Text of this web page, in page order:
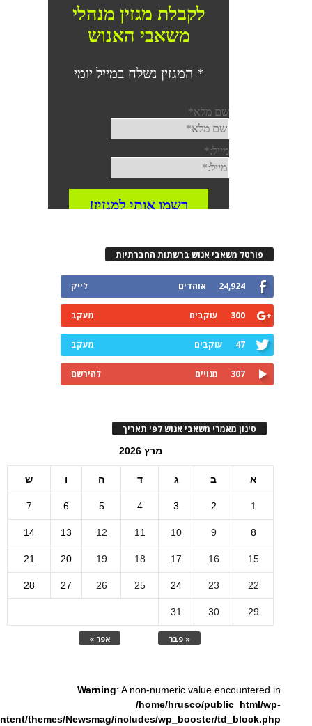
פורטל משאבי אנוש ברשתות החברתיות
24,924 אוהדים לייק
300 עוקבים מעקב
47 עוקבים מעקב
307 מנויים להירשם
סינון מאמרי משאבי אנוש לפי תאריך
מרץ 2026
א ב ג ד ה ו ש
« פבר אפר »
1
2
3
4
5
6
7
8
9
10
11
12
13
14
15
16
17
18
19
20
21
22
23
24
25
26
27
28
29
30
31
Warning: A non-numeric value encountered in
/home/hrusco/public_html/wp-
themes/Newsmag/includes/wp_booster/td_block.php